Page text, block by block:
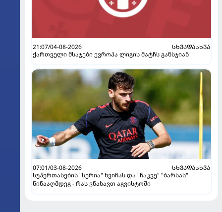
21:07/04-08-2026
ᲡᲮᲕᲐᲓᲐᲡᲮᲕᲐ
ქართველი მსაჯები ევროპა ლიგის მატჩს განსჯიან
07:01/03-08-2026
ᲡᲮᲕᲐᲓᲐᲡᲮᲕᲐ
სუპერთასების "სერია" ხვიჩას და "ჩაკვე" "ბარსას"
წინააღმდეგ - რას ვნახავთ აგვისტოში